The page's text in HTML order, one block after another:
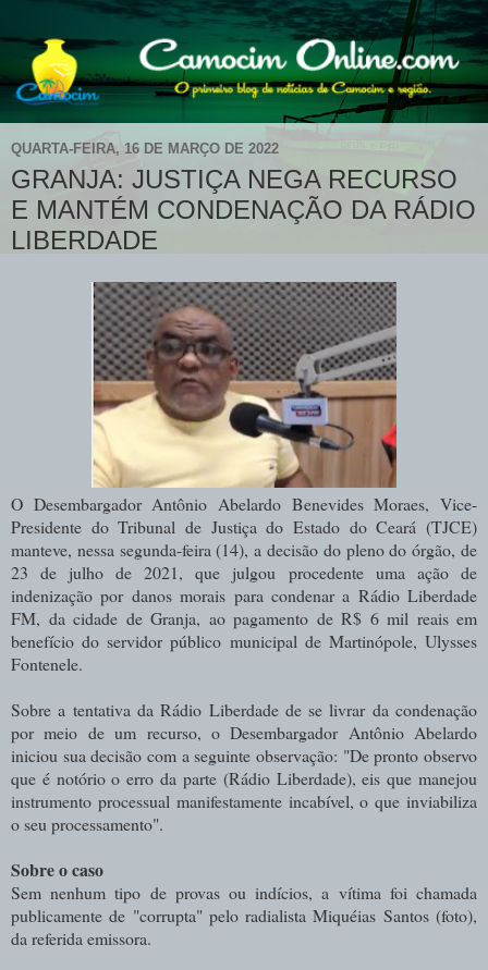
QUARTA-FEIRA, 16 DE MARÇO DE 2022
GRANJA: JUSTIÇA NEGA RECURSO
E MANTÉM CONDENAÇÃO DA RÁDIO
LIBERDADE
O Desembargador Antônio Abelardo Benevides Moraes, Vice-
Presidente do Tribunal de Justiça do Estado do Ceará (TJCE)
manteve, nessa segunda-feira (14), a decisão do pleno do órgão, de
23 de julho de 2021, que julgou procedente uma ação de
indenização por danos morais para condenar a Rádio Liberdade
FM, da cidade de Granja, ao pagamento de R$ 6 mil reais em
benefício do servidor público municipal de Martinópole, Ulysses
Fontenele.
Sobre a tentativa da Rádio Liberdade de se livrar da condenação
por meio de um recurso, o Desembargador Antônio Abelardo
iniciou sua decisão com a seguinte observação: "De pronto observo
que é notório o erro da parte (Rádio Liberdade), eis que manejou
instrumento processual manifestamente incabível, o que inviabiliza
o seu processamento".
Sobre o caso
Sem nenhum tipo de provas ou indícios, a vítima foi chamada
publicamente de "corrupta" pelo radialista Miquéias Santos (foto),
da referida emissora.